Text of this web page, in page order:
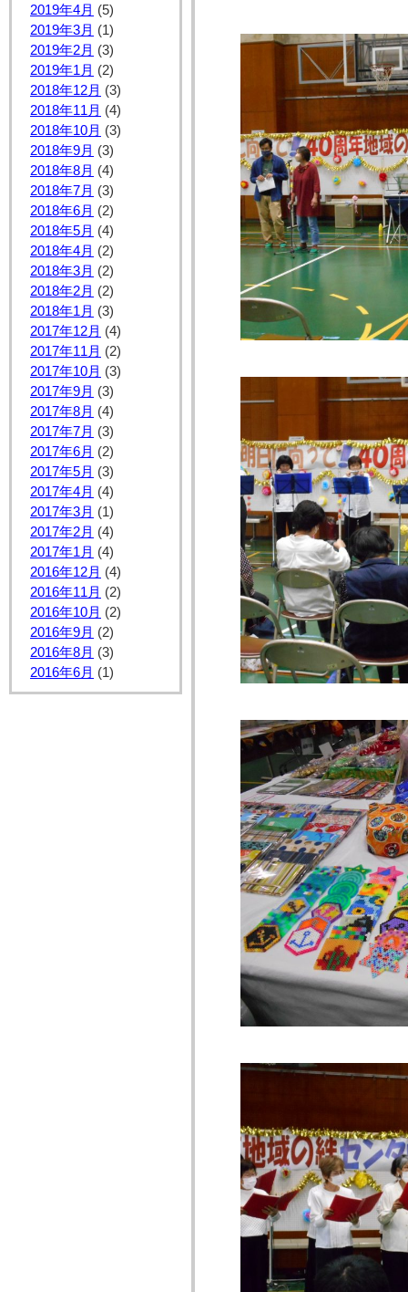
2019年4月 (5)
2019年3月 (1)
2019年2月 (3)
2019年1月 (2)
2018年12月 (3)
2018年11月 (4)
2018年10月 (3)
2018年9月 (3)
2018年8月 (4)
2018年7月 (3)
2018年6月 (2)
2018年5月 (4)
2018年4月 (2)
2018年3月 (2)
2018年2月 (2)
2018年1月 (3)
2017年12月 (4)
2017年11月 (2)
2017年10月 (3)
2017年9月 (3)
2017年8月 (4)
2017年7月 (3)
2017年6月 (2)
2017年5月 (3)
2017年4月 (4)
2017年3月 (1)
2017年2月 (4)
2017年1月 (4)
2016年12月 (4)
2016年11月 (2)
2016年10月 (2)
2016年9月 (2)
2016年8月 (3)
2016年6月 (1)